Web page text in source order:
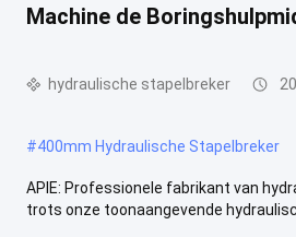
Machine de
hydraulische stapelbreker
#400mm Hydraulische Stapelbreker
APIE: Professionele fabrikant van
trots onze toonaangevende